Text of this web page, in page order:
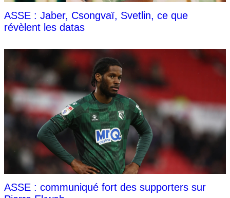
ASSE : Jaber, Csongvaï, Svetlin, ce que
révèlent les datas
ASSE : communiqué fort des supporters sur